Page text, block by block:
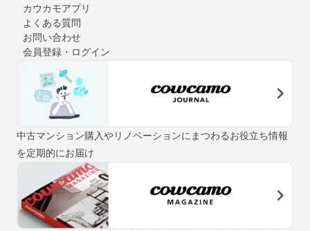
カウカモアプリ
よくある質問
お問い合わせ
会員登録・ログイン
中古マンション購入やリノベーションにまつわるお役立ち情報
を定期的にお届け